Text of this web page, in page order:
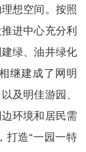
想空间。按照
进中心充分利
绿、油井绿化
继建成了网明
及明佳游园、
环境和居民需
打造“一园一特